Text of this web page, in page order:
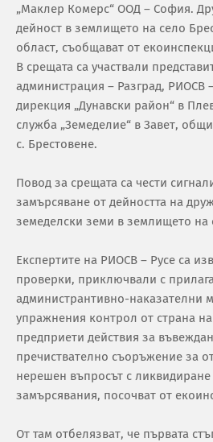
„Маклер Комерс“ ООД – София.
дейност в землището на село
област, съобщават от
В срещата са участвали
администрация – Разград, РИОСВ
дирекция „Дунавски район“ в
служба „Земеделие“ в Завет,
с. Брестовене.
Повод за срещата са чести
замърсяване от дейността на
земеделски земи в землището на
Експертите на РИОСВ – Русе са
проверки, приключвали с
администрантивно-наказателни
упражнения контрол от страна
предприети действия за
пречиствателно съоръжение за
нерешен въпросът с ликвидиране
замърсявания, посочват от
От там отбелязват, че първата